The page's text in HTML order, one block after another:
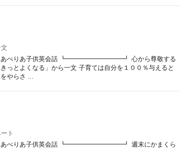
あ子供英会話 ┗━━━━━━━━━┛ 心から尊敬する
っとよくなる」から一文 子育ては自分を１００％与えると
やらさ ...
ト
あ子供英会話 ┗━━━━━━━━━┛ 週末にかまくら